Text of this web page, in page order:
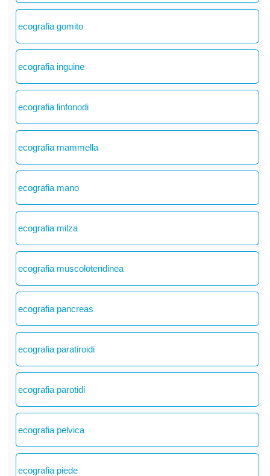
ecografia gomito
ecografia inguine
ecografia linfonodi
ecografia mammella
ecografia mano
ecografia milza
ecografia muscolotendinea
ecografia pancreas
ecografia paratiroidi
ecografia parotidi
ecografia pelvica
ecografia piede